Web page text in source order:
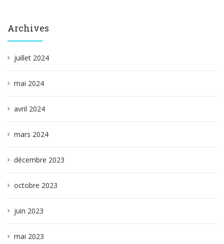
Archives
juillet 2024
mai 2024
avril 2024
mars 2024
décembre 2023
octobre 2023
juin 2023
mai 2023